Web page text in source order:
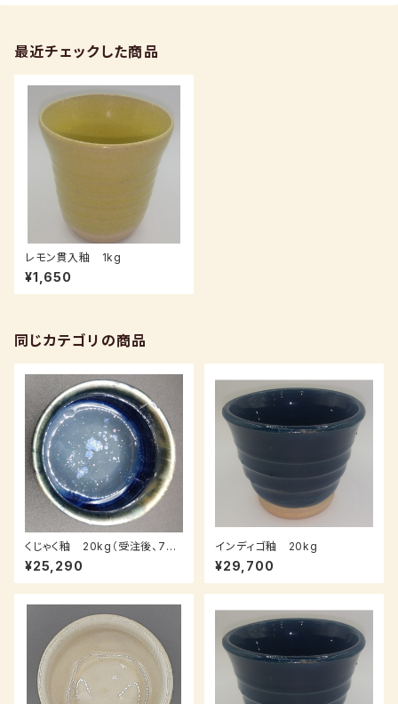
最近チェックした商品
レモン貫入釉 1kg
¥1,650
同じカテゴリの商品
くじゃく釉 20kg（受注後、7～1
4日後発送）
¥25,290
インディゴ釉 20kg
¥29,700